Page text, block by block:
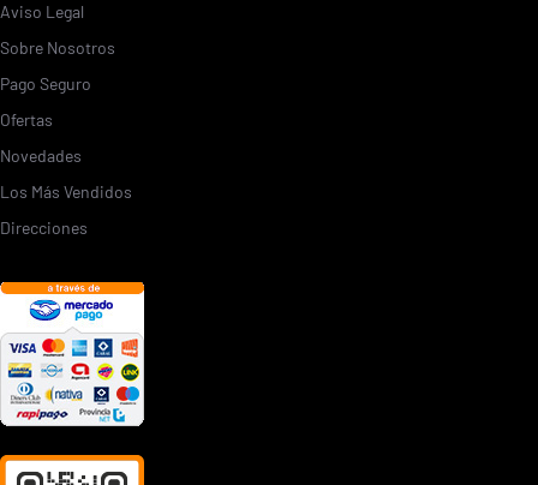
Aviso Legal
Sobre Nosotros
Pago Seguro
Ofertas
Novedades
Los Más Vendidos
Direcciones